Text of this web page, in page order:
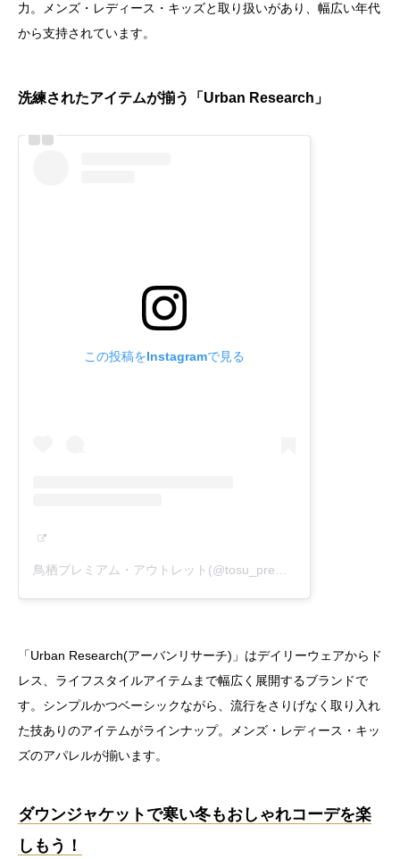
力。メンズ・レディース・キッズと取り扱いがあり、幅広い年代
から支持されています。
洗練されたアイテムが揃う「Urban Research」
この投稿をInstagramで見る
「Urban Research(アーバンリサーチ)」はデイリーウェアからド
レス、ライフスタイルアイテムまで幅広く展開するブランドで
す。シンプルかつベーシックながら、流行をさりげなく取り入れ
た技ありのアイテムがラインナップ。メンズ・レディース・キッ
ズのアパレルが揃います。
ダウンジャケットで寒い冬もおしゃれコーデを楽
しもう！